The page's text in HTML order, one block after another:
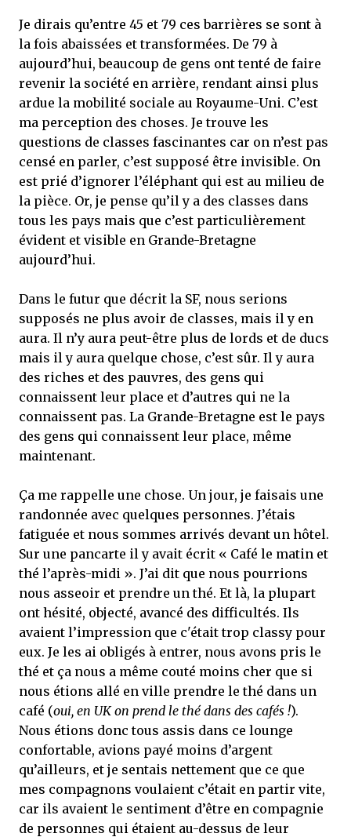
Je dirais qu’entre 45 et 79 ces barrières se sont à
la fois abaissées et transformées. De 79 à
aujourd’hui, beaucoup de gens ont tenté de faire
revenir la société en arrière, rendant ainsi plus
ardue la mobilité sociale au Royaume-Uni. C’est
ma perception des choses. Je trouve les
questions de classes fascinantes car on n’est pas
censé en parler, c’est supposé être invisible. On
est prié d’ignorer l’éléphant qui est au milieu de
la pièce. Or, je pense qu’il y a des classes dans
tous les pays mais que c’est particulièrement
évident et visible en Grande-Bretagne
aujourd’hui.
Dans le futur que décrit la SF, nous serions
supposés ne plus avoir de classes, mais il y en
aura. Il n’y aura peut-être plus de lords et de ducs
mais il y aura quelque chose, c’est sûr. Il y aura
des riches et des pauvres, des gens qui
connaissent leur place et d’autres qui ne la
connaissent pas. La Grande-Bretagne est le pays
des gens qui connaissent leur place, même
maintenant.
Ça me rappelle une chose. Un jour, je faisais une
randonnée avec quelques personnes. J’étais
fatiguée et nous sommes arrivés devant un hôtel.
Sur une pancarte il y avait écrit « Café le matin et
thé l’après-midi ». J’ai dit que nous pourrions
nous asseoir et prendre un thé. Et là, la plupart
ont hésité, objecté, avancé des difficultés. Ils
avaient l’impression que c'était trop classy pour
eux. Je les ai obligés à entrer, nous avons pris le
thé et ça nous a même couté moins cher que si
nous étions allé en ville prendre le thé dans un
café (oui, en UK on prend le thé dans des cafés !).
Nous étions donc tous assis dans ce lounge
confortable, avions payé moins d’argent
qu’ailleurs, et je sentais nettement que ce que
mes compagnons voulaient c’était en partir vite,
car ils avaient le sentiment d’être en compagnie
de personnes qui étaient au-dessus de leur